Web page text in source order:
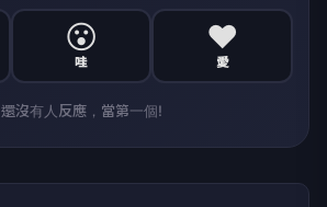
😮
哇
❤️
愛
還沒有人反應，當第一個!